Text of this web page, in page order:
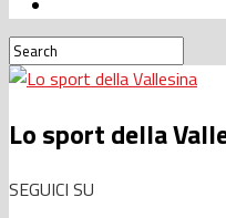
Lo sport della
SEGUICI SU